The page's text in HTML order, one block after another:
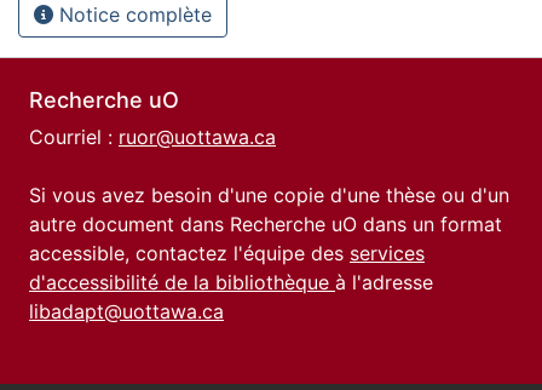
Notice complète
Recherche uO
Courriel : ruor@uottawa.ca
Si vous avez besoin d'une copie d'une thèse ou d'un
autre document dans Recherche uO dans un format
accessible, contactez l'équipe des services
d'accessibilité de la bibliothèque à l'adresse
libadapt@uottawa.ca